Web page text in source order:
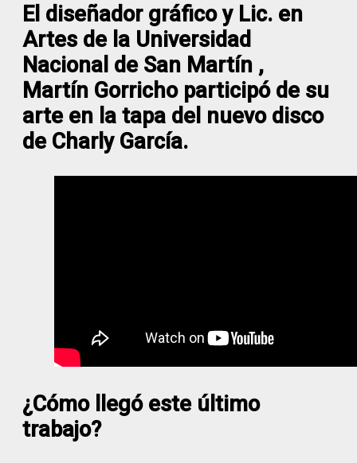
El diseñador gráfico y Lic. en
Artes de la Universidad
Nacional de San Martín ,
Martín Gorricho participó de su
arte en la tapa del nuevo disco
de Charly García.
¿Cómo llegó este último
trabajo?